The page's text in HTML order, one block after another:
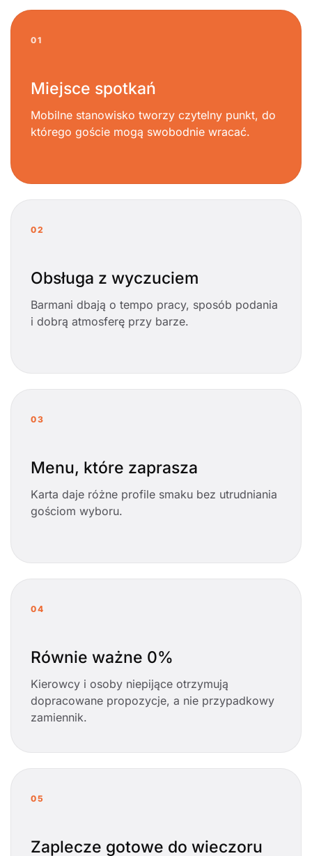
01
Miejsce spotkań
Mobilne stanowisko tworzy czytelny punkt, do
którego goście mogą swobodnie wracać.
02
Obsługa z wyczuciem
Barmani dbają o tempo pracy, sposób podania
i dobrą atmosferę przy barze.
03
Menu, które zaprasza
Karta daje różne profile smaku bez utrudniania
gościom wyboru.
04
Równie ważne 0%
Kierowcy i osoby niepijące otrzymują
dopracowane propozycje, a nie przypadkowy
zamiennik.
05
Zaplecze gotowe do wieczoru